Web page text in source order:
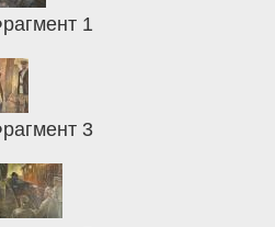
1
3